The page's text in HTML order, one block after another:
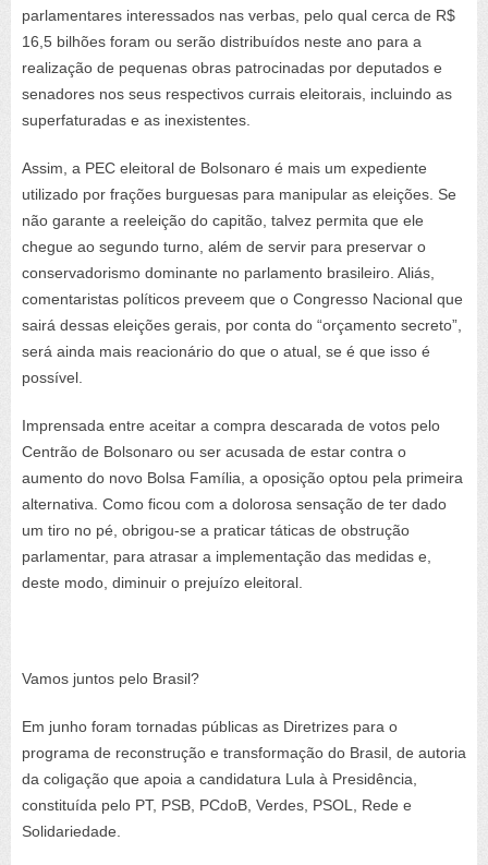
parlamentares interessados nas verbas, pelo qual cerca de R$
16,5 bilhões foram ou serão distribuídos neste ano para a
realização de pequenas obras patrocinadas por deputados e
senadores nos seus respectivos currais eleitorais, incluindo as
superfaturadas e as inexistentes.
Assim, a PEC eleitoral de Bolsonaro é mais um expediente
utilizado por frações burguesas para manipular as eleições. Se
não garante a reeleição do capitão, talvez permita que ele
chegue ao segundo turno, além de servir para preservar o
conservadorismo dominante no parlamento brasileiro. Aliás,
comentaristas políticos preveem que o Congresso Nacional que
sairá dessas eleições gerais, por conta do “orçamento secreto”,
será ainda mais reacionário do que o atual, se é que isso é
possível.
Imprensada entre aceitar a compra descarada de votos pelo
Centrão de Bolsonaro ou ser acusada de estar contra o
aumento do novo Bolsa Família, a oposição optou pela primeira
alternativa. Como ficou com a dolorosa sensação de ter dado
um tiro no pé, obrigou-se a praticar táticas de obstrução
parlamentar, para atrasar a implementação das medidas e,
deste modo, diminuir o prejuízo eleitoral.
Vamos juntos pelo Brasil?
Em junho foram tornadas públicas as Diretrizes para o
programa de reconstrução e transformação do Brasil , de autoria
da coligação que apoia a candidatura Lula à Presidência,
constituída pelo PT, PSB, PCdoB, Verdes, PSOL, Rede e
Solidariedade.